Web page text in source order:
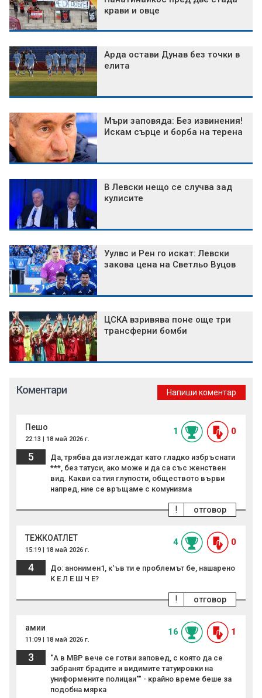
крави и овце
Арда остави Дунав без точки в
елита
Мъри заповяда: Без извинения!
Искам сърце и борба на терена
В Левски нещо се случва зад
кулисите
Уулвс и Рен го искат: Левски
закова цена на Светльо Вуцов
ЦСКА взривява поне още три
трансферни бомби
Коментари Напиши коментар
Пешо
22:13 | 18 май 2026 г.
1 0
5
Да, трябва да изглеждат като гладко избръснати
***, без татуси, ако може и да са със женствен
вид. Какви са тия глупости, обществото върви
напред, ние се връщаме с комунизма
отговор
!
ТЕЖКОАТЛЕТ
15:19 | 18 май 2026 г.
4 0
4
До: анонимен1, к'ъв ти е проблемът бе, нашарено
К Е Л Е Ш Ч Е?
отговор
!
амии
11:09 | 18 май 2026 г.
16 1
3
"А в МВР вече се готви заповед, с която да се
забранят брадите и видимите татуировки на
униформените полицаи"" - крайно време беше за
подобна мярка